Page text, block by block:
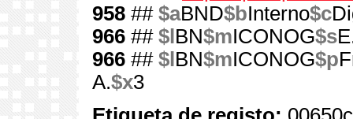
958 ## $aBND$bInterno$c
966 ## $l BN$mICONOG$s
966 ## $l BN$mICONOG$p
A.$x3